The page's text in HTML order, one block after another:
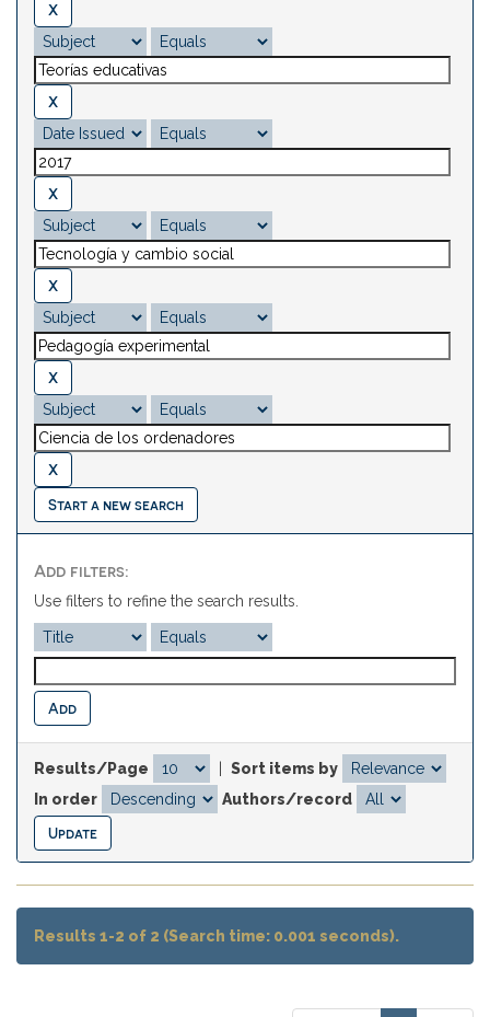
Start a new search
Add filters:
Use filters to refine the search results.
Results/Page
Sort items by
In order
Authors/record
Results 1-2 of 2 (Search time: 0.001 seconds).